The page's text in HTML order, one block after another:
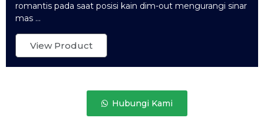
romantis pada saat posisi kain dim-out mengurangi sinar
mas ...
View Product
Hubungi Kami